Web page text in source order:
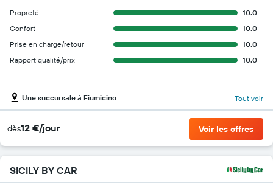
Propreté
10.0
Confort
10.0
Prise en charge/retour
10.0
Rapport qualité/prix
10.0
Une succursale à Fiumicino Tout voir
dès12 €/jour Voir les offres
SICILY BY CAR